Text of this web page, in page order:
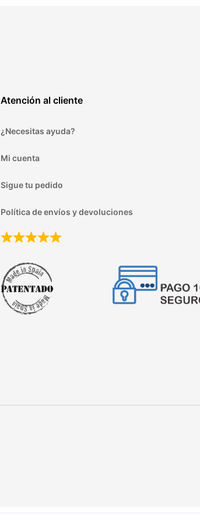
Atención al cliente
¿Necesitas ayuda?
Mi cuenta
Sigue tu pedido
Política de envíos y devoluciones